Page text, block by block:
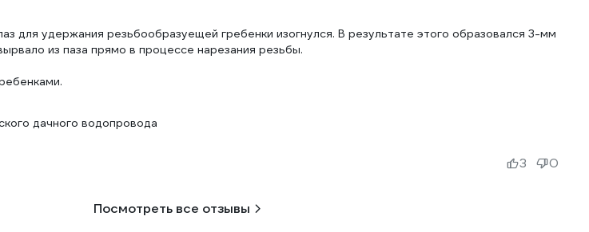
для удержания резьбообразуещей гребенки изогнулся. В результате этого образовался 3-мм
из паза прямо в процессе нарезания резьбы.
дачного водопровода
3 0
Посмотреть все отзывы